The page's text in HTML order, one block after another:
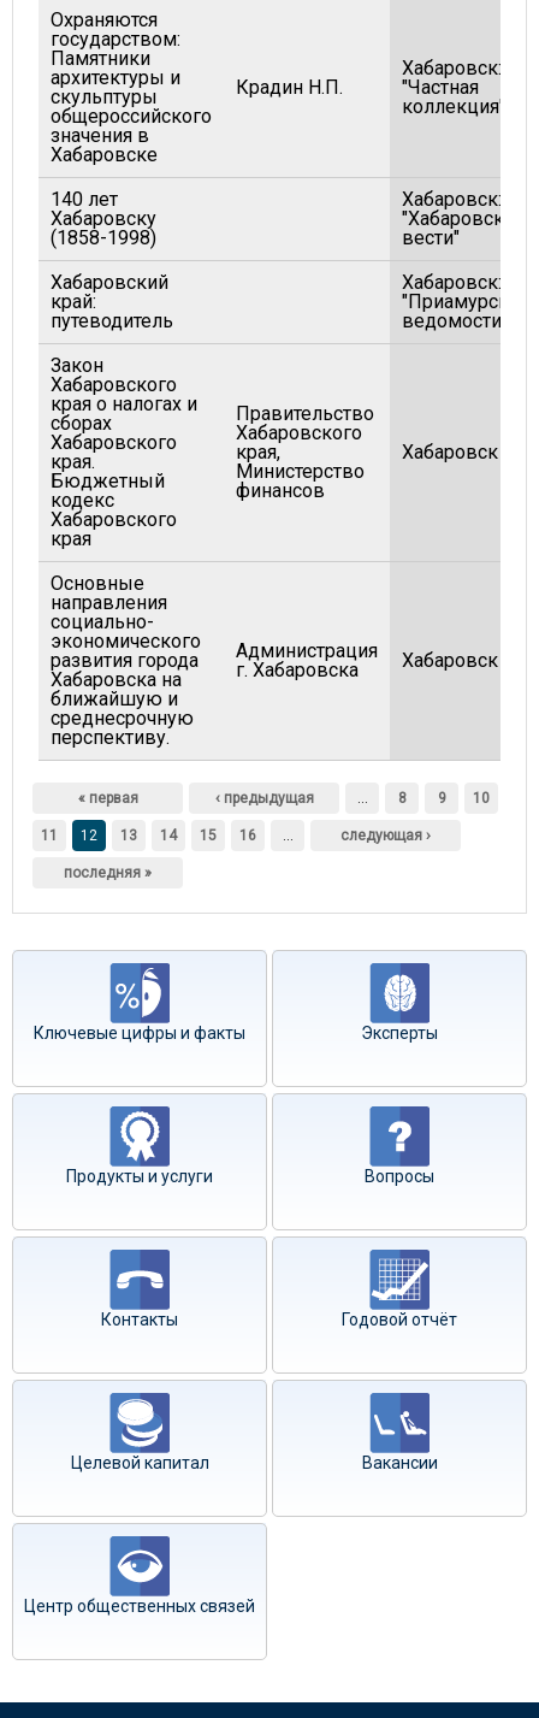
Охраняются
государством:
Памятники
архитектуры и
скульптуры
общероссийского
значения в
Хабаровске
Крадин Н.П.
Хабаровск:
"Частная
коллекция"
140 лет
Хабаровску
(1858-1998)
Хабаровск:
"Хабаровские
вести"
Хабаровский
край:
путеводитель
Хабаровск:
"Приамурские
ведомости"
Закон
Хабаровского
края о налогах и
сборах
Хабаровского
края.
Бюджетный
кодекс
Хабаровского
края
Правительство
Хабаровского
края,
Министерство
финансов
Хабаровск
Основные
направления
социально-
экономического
развития города
Хабаровска на
ближайшую и
среднесрочную
перспективу.
Администрация
г. Хабаровска
Хабаровск
« первая ‹ предыдущая … 8 9 10
11 12 13 14 15 16 … следующая ›
последняя »
Ключевые цифры и факты Эксперты
Продукты и услуги Вопросы
Контакты Годовой отчёт
Целевой капитал Вакансии
Центр общественных связей